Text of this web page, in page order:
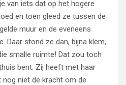
van iets dat op het hogere
en toen gleed ze tussen de
muur en de eveneens
Daar stond ze dan, bijna klem,
smalle ruimte! Dat zou toch
bent. Zij heeft met haar
niet de kracht om de